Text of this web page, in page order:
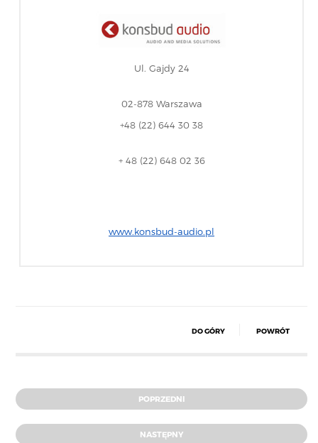
Ul. Gajdy 24
02-878 Warszawa
+48 (22) 644 30 38
+ 48 (22) 648 02 36
www.konsbud-audio.pl
DO GÓRY POWRÓT
POPRZEDNI
NASTĘPNY